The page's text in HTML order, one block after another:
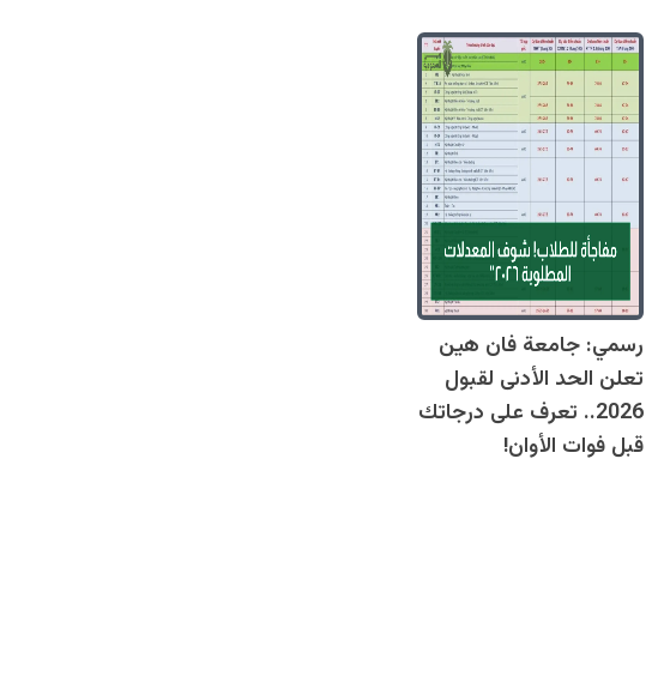
رسمي: جامعة فان هين
تعلن الحد الأدنى لقبول
2026.. تعرف على درجاتك
قبل فوات الأوان!